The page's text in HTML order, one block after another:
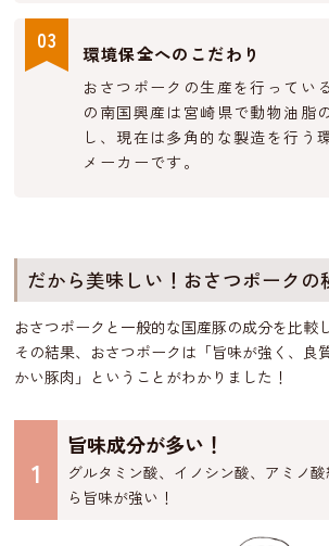
03 環境保全へのこだわり
おさつポークの生産を行ってい
の南国興産は宮崎県で動物油脂
し、現在は多角的な製造を行う
メーカーです。
だから美味しい！おさつポークの
おさつポークと一般的な国産豚の成分を比較
その結果、おさつポークは「旨味が強く、良
かい豚肉」ということがわかりました！
1
旨味成分が多い！
グルタミン酸、イノシン酸、アミノ
ら旨味が強い！